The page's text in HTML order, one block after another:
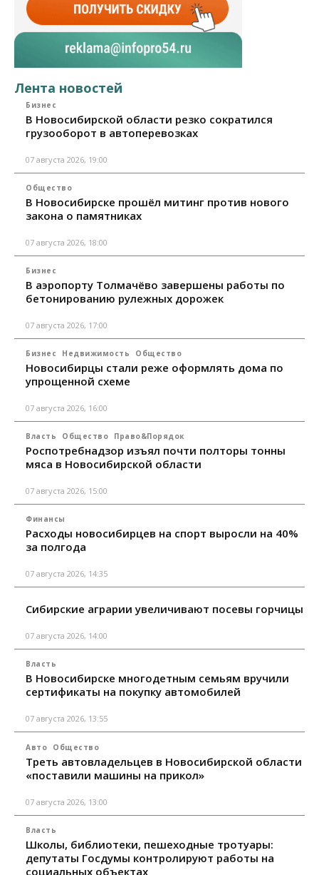
Лента новостей
Бизнес
В Новосибирской области резко сократился
грузооборот в автоперевозках
07 августа 2026, 19:00
Общество
В Новосибирске прошёл митинг против нового
закона о памятниках
07 августа 2026, 18:00
Бизнес
В аэропорту Толмачёво завершены работы по
бетонированию рулежных дорожек
07 августа 2026, 17:00
Бизнес Недвижимость Общество
Новосибирцы стали реже оформлять дома по
упрощенной схеме
07 августа 2026, 16:00
Власть Общество Право&Порядок
Роспотребнадзор изъял почти полторы тонны
мяса в Новосибирской области
07 августа 2026, 15:00
Финансы
Расходы новосибирцев на спорт выросли на 40%
за полгода
07 августа 2026, 14:35
Сибирские аграрии увеличивают посевы горчицы
07 августа 2026, 14:00
Власть
В Новосибирске многодетным семьям вручили
сертификаты на покупку автомобилей
07 августа 2026, 13:55
Авто Общество
Треть автовладельцев в Новосибирской области
«поставили машины на прикол»
07 августа 2026, 13:00
Власть
Школы, библиотеки, пешеходные тротуары:
депутаты Госдумы контролируют работы на
социальных объектах